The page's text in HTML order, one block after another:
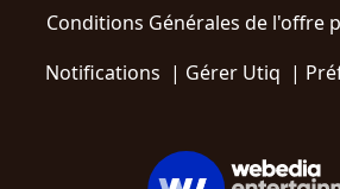
Conditions Générales de l'offre
Notifications | Gérer Utiq |